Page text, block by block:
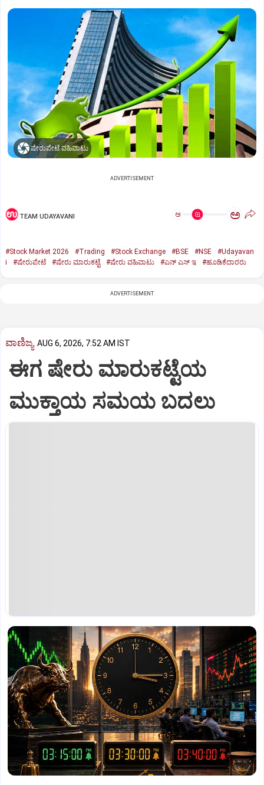
ಷೇರುಪೇಟೆ ವಹಿವಾಟು
ADVERTISEMENT
TEAM UDAYAVANI ಅ ಅ
#Stock Market 2026 #Trading #Stock Exchange #BSE #NSE
#Udayavan
i
#ಷೇರುಪೇಟೆ #ಷೇರು ಮಾರುಕಟ್ಟೆ #ಷೇರು ವಹಿವಾಟು #ಎನ್‌ ಎಸ್‌ ಇ #ಹೂಡಿಕೆದಾರರು
ADVERTISEMENT
ವಾಣಿಜ್ಯ AUG 6, 2026, 7:52 AM IST
ಈಗ ಷೇರು ಮಾರುಕಟ್ಟೆಯ
ಮುಕ್ತಾಯ ಸಮಯ ಬದಲು